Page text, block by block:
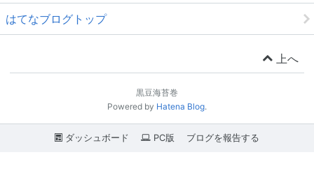
はてなブログトップ
上へ
黒豆海苔巻
Powered by Hatena Blog.
ダッシュボード PC版 ブログを報告する